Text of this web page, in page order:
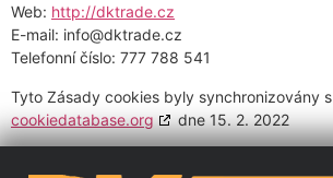
Web: http://dktrade.cz
E-mail: zc.edartkd@ofni
Telefonní číslo: 777 788 541
Tyto Zásady cookies byly synchronizovány s
cookiedatabase.org
dne 15. 2. 2022